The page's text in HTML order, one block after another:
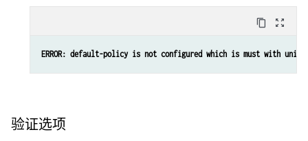
content_copy zoom_out_map
ERROR: default-policy is not configured which is must with
验证选项